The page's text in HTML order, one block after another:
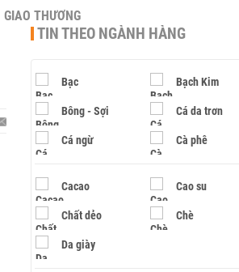
GIAO THƯƠNG
TIN THEO NGÀNH HÀNG
Bạc Bạch Kim
Bông - Sợi Cá da trơn
Cá ngừ Cà phê
Cacao Cao su
Chất dẻo Chè
Da giày